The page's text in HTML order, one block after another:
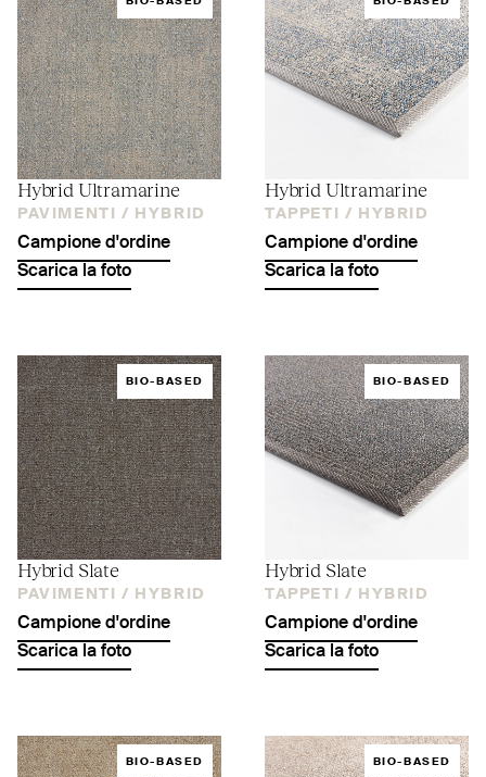
Hybrid Ultramarine
PAVIMENTI / HYBRID
Campione d'ordine
Scarica la foto
Hybrid Ultramarine
TAPPETI / HYBRID
Campione d'ordine
Scarica la foto
BIO-BASED
Hybrid Slate
PAVIMENTI / HYBRID
Campione d'ordine
Scarica la foto
BIO-BASED
Hybrid Slate
TAPPETI / HYBRID
Campione d'ordine
Scarica la foto
BIO-BASED BIO-BASED